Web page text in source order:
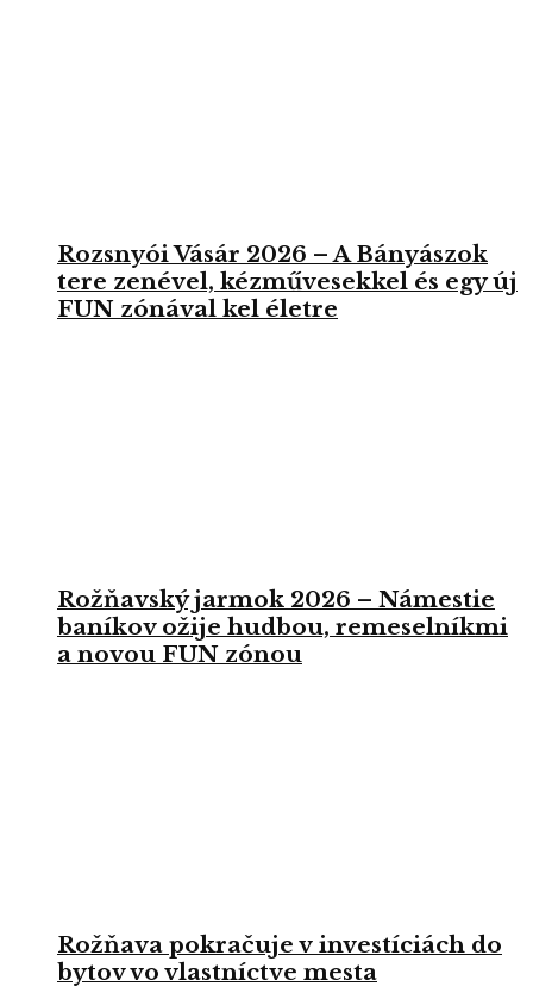
Rozsnyói Vásár 2026 – A Bányászok
tere zenével, kézművesekkel és egy új
FUN zónával kel életre
Rožňavský jarmok 2026 – Námestie
baníkov ožije hudbou, remeselníkmi
a novou FUN zónou
Rožňava pokračuje v investíciách do
bytov vo vlastníctve mesta